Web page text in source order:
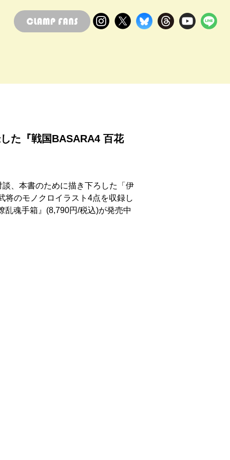
た『戦国BASARA4 百花
、本書のために描き下ろした「伊
将のモノクロイラスト4点を収録し
魂手箱』(8,790円/税込)が発売中